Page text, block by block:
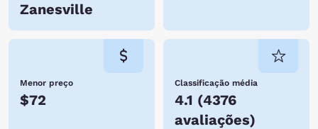
Zanesville
Menor preço
$72
Classificação média
4.1 (4376
avaliações)